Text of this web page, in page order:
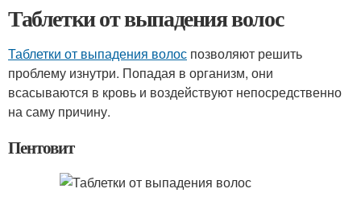
Таблетки от выпадения волос
Таблетки от выпадения волос позволяют решить
проблему изнутри. Попадая в организм, они
всасываются в кровь и воздействуют непосредственно
на саму причину.
Пентовит